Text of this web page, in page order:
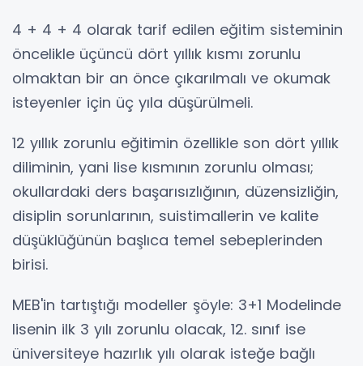
4 + 4 + 4 olarak tarif edilen eğitim sisteminin
öncelikle üçüncü dört yıllık kısmı zorunlu
olmaktan bir an önce çıkarılmalı ve okumak
isteyenler için üç yıla düşürülmeli.
12 yıllık zorunlu eğitimin özellikle son dört yıllık
diliminin, yani lise kısmının zorunlu olması;
okullardaki ders başarısızlığının, düzensizliğin,
disiplin sorunlarının, suistimallerin ve kalite
düşüklüğünün başlıca temel sebeplerinden
birisi.
MEB'in tartıştığı modeller şöyle: 3+1 Modelinde
lisenin ilk 3 yılı zorunlu olacak, 12. sınıf ise
üniversiteye hazırlık yılı olarak isteğe bağlı